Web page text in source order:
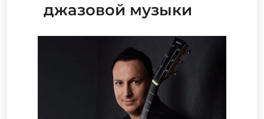
джазовой музыки